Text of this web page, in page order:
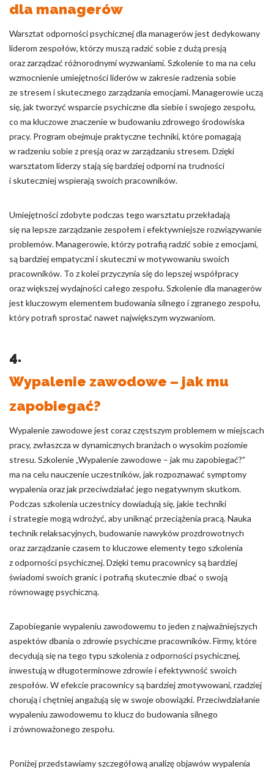
dla managerów
Warsztat odporności psychicznej dla managerów jest dedykowany
liderom zespołów, którzy muszą radzić sobie z dużą presją
oraz zarządzać różnorodnymi wyzwaniami. Szkolenie to ma na celu
wzmocnienie umiejętności liderów w zakresie radzenia sobie
ze stresem i skutecznego zarządzania emocjami. Managerowie uczą
się, jak tworzyć wsparcie psychiczne dla siebie i swojego zespołu,
co ma kluczowe znaczenie w budowaniu zdrowego środowiska
pracy. Program obejmuje praktyczne techniki, które pomagają
w radzeniu sobie z presją oraz w zarządzaniu stresem. Dzięki
warsztatom liderzy stają się bardziej odporni na trudności
i skuteczniej wspierają swoich pracowników.
Umiejętności zdobyte podczas tego warsztatu przekładają
się na lepsze zarządzanie zespołem i efektywniejsze rozwiązywanie
problemów. Managerowie, którzy potrafią radzić sobie z emocjami,
są bardziej empatyczni i skuteczni w motywowaniu swoich
pracowników. To z kolei przyczynia się do lepszej współpracy
oraz większej wydajności całego zespołu. Szkolenie dla managerów
jest kluczowym elementem budowania silnego i zgranego zespołu,
który potrafi sprostać nawet największym wyzwaniom.
4.
Wypalenie zawodowe – jak mu
zapobiegać?
Wypalenie zawodowe jest coraz częstszym problemem w miejscach
pracy, zwłaszcza w dynamicznych branżach o wysokim poziomie
stresu. Szkolenie „Wypalenie zawodowe – jak mu zapobiegać?”
ma na celu nauczenie uczestników, jak rozpoznawać symptomy
wypalenia oraz jak przeciwdziałać jego negatywnym skutkom.
Podczas szkolenia uczestnicy dowiadują się, jakie techniki
i strategie mogą wdrożyć, aby uniknąć przeciążenia pracą. Nauka
technik relaksacyjnych, budowanie nawyków prozdrowotnych
oraz zarządzanie czasem to kluczowe elementy tego szkolenia
z odporności psychicznej. Dzięki temu pracownicy są bardziej
świadomi swoich granic i potrafią skutecznie dbać o swoją
równowagę psychiczną.
Zapobieganie wypaleniu zawodowemu to jeden z najważniejszych
aspektów dbania o zdrowie psychiczne pracowników. Firmy, które
decydują się na tego typu szkolenia z odporności psychicznej,
inwestują w długoterminowe zdrowie i efektywność swoich
zespołów. W efekcie pracownicy są bardziej zmotywowani, rzadziej
chorują i chętniej angażują się w swoje obowiązki. Przeciwdziałanie
wypaleniu zawodowemu to klucz do budowania silnego
i zrównoważonego zespołu.
Poniżej przedstawiamy szczegółową analizę objawów wypalenia